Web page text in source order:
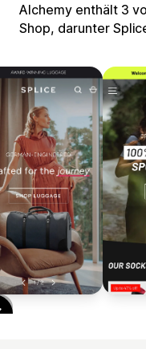
Alchemy enthält 3
Shop, darunter